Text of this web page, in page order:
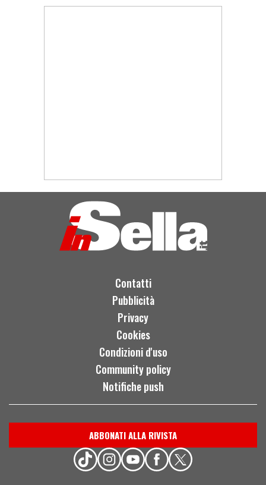
Contatti
Pubblicità
Privacy
Cookies
Condizioni d'uso
Community policy
Notifiche push
ABBONATI ALLA RIVISTA